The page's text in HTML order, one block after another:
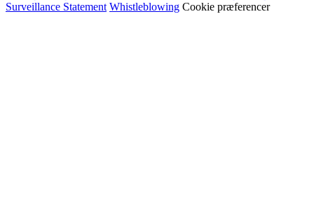
Surveillance Statement Whistleblowing Cookie præferencer